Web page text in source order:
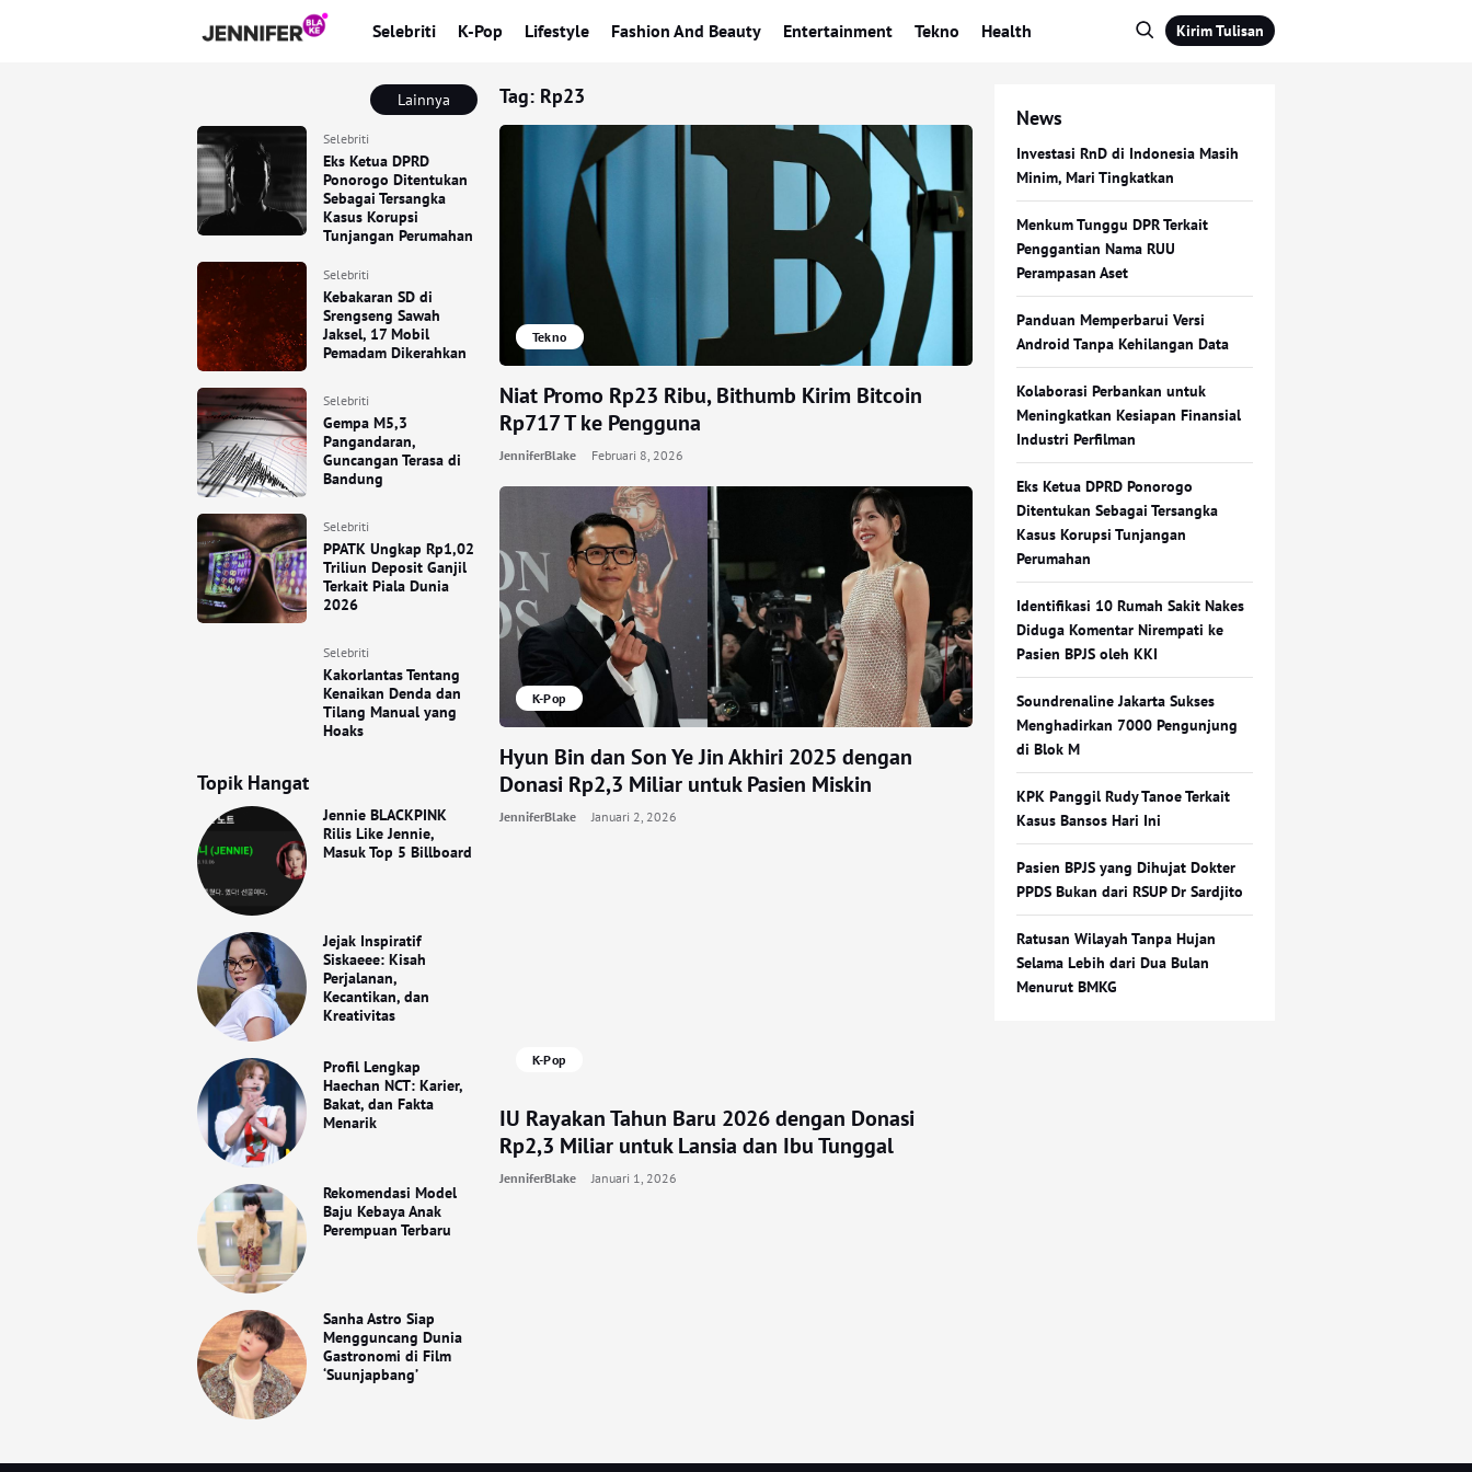
Selebriti K-Pop Lifestyle Fashion And Beauty Entertainment Tekno Health Kirim Tulisan
Lainnya
Selebriti
Eks Ketua DPRD
Ponorogo Ditentukan
Sebagai Tersangka
Kasus Korupsi
Tunjangan Perumahan
Selebriti
Kebakaran SD di
Srengseng Sawah
Jaksel, 17 Mobil
Pemadam Dikerahkan
Selebriti
Gempa M5,3
Pangandaran,
Guncangan Terasa di
Bandung
Selebriti
PPATK Ungkap Rp1,02
Triliun Deposit Ganjil
Terkait Piala Dunia
2026
Selebriti
Kakorlantas Tentang
Kenaikan Denda dan
Tilang Manual yang
Hoaks
Topik Hangat
Jennie BLACKPINK
Rilis Like Jennie,
Masuk Top 5 Billboard
Jejak Inspiratif
Siskaeee: Kisah
Perjalanan,
Kecantikan, dan
Kreativitas
Profil Lengkap
Haechan NCT: Karier,
Bakat, dan Fakta
Menarik
Rekomendasi Model
Baju Kebaya Anak
Perempuan Terbaru
Sanha Astro Siap
Mengguncang Dunia
Gastronomi di Film
‘Suunjapbang’
Tag: Rp23
Tekno
Niat Promo Rp23 Ribu, Bithumb Kirim Bitcoin
Rp717 T ke Pengguna
JenniferBlake Februari 8, 2026
K-Pop
Hyun Bin dan Son Ye Jin Akhiri 2025 dengan
Donasi Rp2,3 Miliar untuk Pasien Miskin
JenniferBlake Januari 2, 2026
K-Pop
IU Rayakan Tahun Baru 2026 dengan Donasi
Rp2,3 Miliar untuk Lansia dan Ibu Tunggal
JenniferBlake Januari 1, 2026
News
Investasi RnD di Indonesia Masih
Minim, Mari Tingkatkan
Menkum Tunggu DPR Terkait
Penggantian Nama RUU
Perampasan Aset
Panduan Memperbarui Versi
Android Tanpa Kehilangan Data
Kolaborasi Perbankan untuk
Meningkatkan Kesiapan Finansial
Industri Perfilman
Eks Ketua DPRD Ponorogo
Ditentukan Sebagai Tersangka
Kasus Korupsi Tunjangan
Perumahan
Identifikasi 10 Rumah Sakit Nakes
Diduga Komentar Nirempati ke
Pasien BPJS oleh KKI
Soundrenaline Jakarta Sukses
Menghadirkan 7000 Pengunjung
di Blok M
KPK Panggil Rudy Tanoe Terkait
Kasus Bansos Hari Ini
Pasien BPJS yang Dihujat Dokter
PPDS Bukan dari RSUP Dr Sardjito
Ratusan Wilayah Tanpa Hujan
Selama Lebih dari Dua Bulan
Menurut BMKG